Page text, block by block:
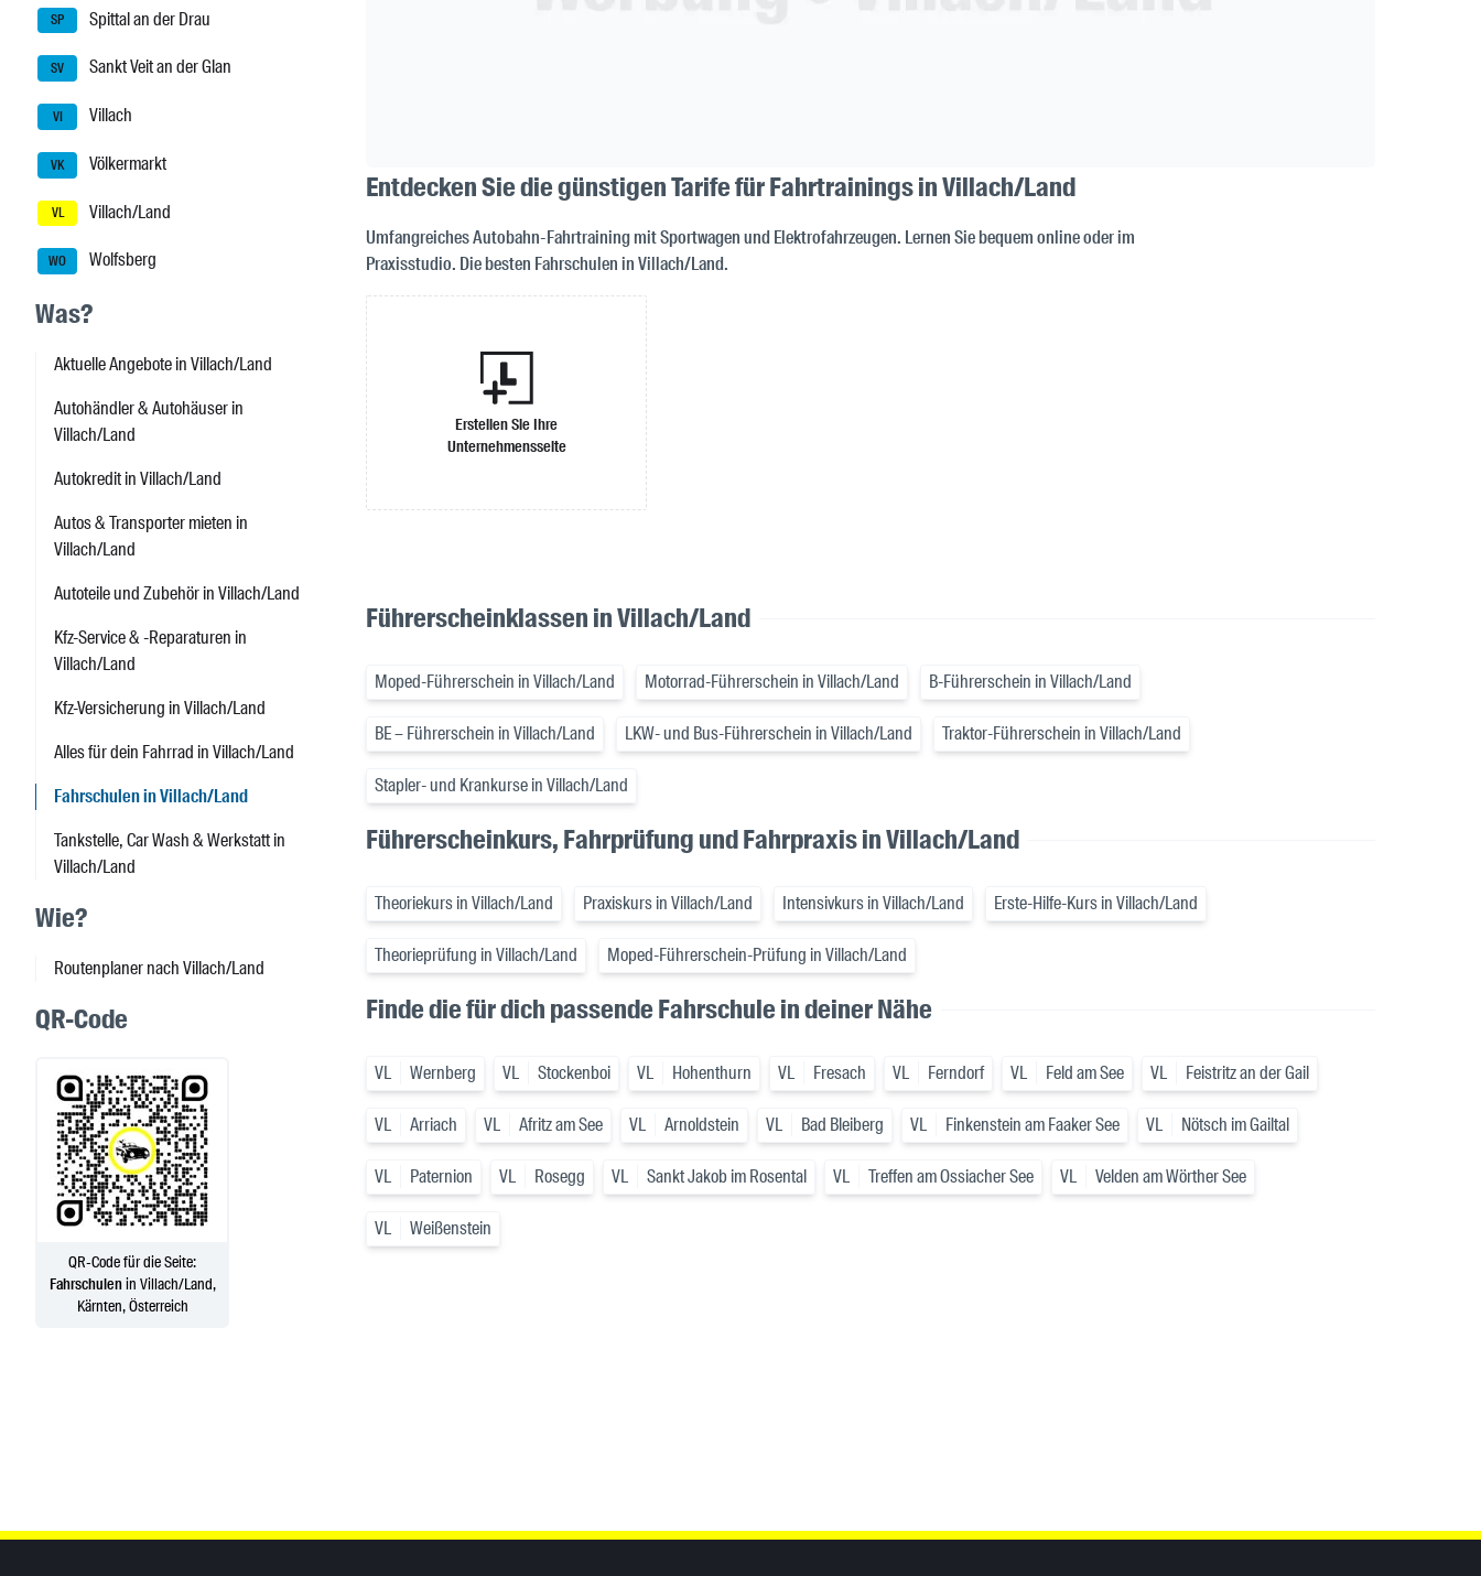
SP Spittal an der Drau
SV Sankt Veit an der Glan
VI Villach
VK Völkermarkt
VL Villach/Land
WO Wolfsberg
Was?
Aktuelle Angebote in Villach/Land
Autohändler & Autohäuser in
Villach/Land
Autokredit in Villach/Land
Autos & Transporter mieten in
Villach/Land
Autoteile und Zubehör in Villach/Land
Kfz-Service & -Reparaturen in
Villach/Land
Kfz-Versicherung in Villach/Land
Alles für dein Fahrrad in Villach/Land
Fahrschulen in Villach/Land
Tankstelle, Car Wash & Werkstatt in
Villach/Land
Wie?
Routenplaner nach Villach/Land
QR-Code
QR-Code für die Seite:
Fahrschulenin Villach/Land,
Kärnten, Österreich
Entdecken Sie die günstigen Tarife für Fahrtrainings in Villach/Land
Umfangreiches Autobahn-Fahrtraining mit Sportwagen und Elektrofahrzeugen. Lernen Sie bequem online oder im
Praxisstudio. Die besten Fahrschulen in Villach/Land.
Erstellen Sie Ihre
Unternehmensseite
Führerscheinklassen in Villach/Land
Moped-Führerschein in Villach/Land Motorrad-Führerschein in Villach/Land B-Führerschein in Villach/Land
BE – Führerschein in Villach/Land LKW- und Bus-Führerschein in Villach/Land Traktor-Führerschein in Villach/Land
Stapler- und Krankurse in Villach/Land
Führerscheinkurs, Fahrprüfung und Fahrpraxis in Villach/Land
Theoriekurs in Villach/Land Praxiskurs in Villach/Land Intensivkurs in Villach/Land Erste-Hilfe-Kurs in Villach/Land
Theorieprüfung in Villach/Land Moped-Führerschein-Prüfung in Villach/Land
Finde die für dich passende Fahrschule in deiner Nähe
VL Wernberg VL Stockenboi VL Hohenthurn VL Fresach VL Ferndorf VL Feld am See VL Feistritz an der Gail
VL Arriach VL Afritz am See VL Arnoldstein VL Bad Bleiberg VL Finkenstein am Faaker See VL Nötsch im Gailtal
VL Paternion VL Rosegg VL Sankt Jakob im Rosental VL Treffen am Ossiacher See VL Velden am Wörther See
VL Weißenstein